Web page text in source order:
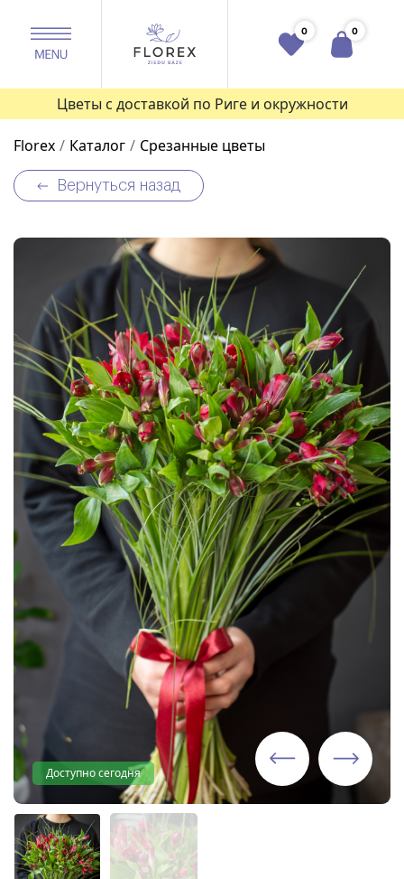
0 0
Цветы с доставкой по Риге и окружности
Florex Каталог Срезанные цветы
Вернуться назад
Доступно сегодня